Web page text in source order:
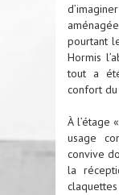
pourtant
Hormis
tout a
confort
À l’étage
usage
convive
la